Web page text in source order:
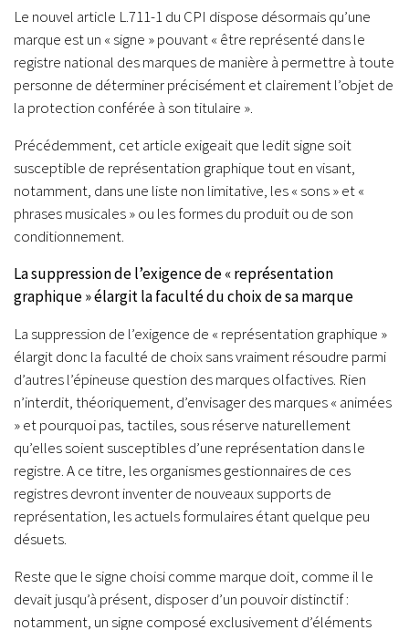
Le nouvel article L.711-1 du CPI dispose désormais qu’une
marque est un « signe » pouvant « être représenté dans le
registre national des marques de manière à permettre à toute
personne de déterminer précisément et clairement l’objet de
la protection conférée à son titulaire ».
Précédemment, cet article exigeait que ledit signe soit
susceptible de représentation graphique tout en visant,
notamment, dans une liste non limitative, les « sons » et «
phrases musicales » ou les formes du produit ou de son
conditionnement.
La suppression de l’exigence de « représentation
graphique » élargit la faculté du choix de sa marque
La suppression de l’exigence de « représentation graphique »
élargit donc la faculté de choix sans vraiment résoudre parmi
d’autres l’épineuse question des marques olfactives. Rien
n’interdit, théoriquement, d’envisager des marques « animées
» et pourquoi pas, tactiles, sous réserve naturellement
qu’elles soient susceptibles d’une représentation dans le
registre. A ce titre, les organismes gestionnaires de ces
registres devront inventer de nouveaux supports de
représentation, les actuels formulaires étant quelque peu
désuets.
Reste que le signe choisi comme marque doit, comme il le
devait jusqu’à présent, disposer d’un pouvoir distinctif :
notamment, un signe composé exclusivement d’éléments